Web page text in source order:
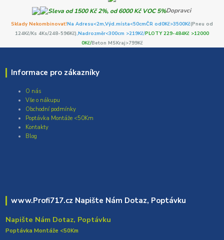
Dopravci
Sklady Nekombinovat!Na Adresu<2m,Výd.místa<50cmČR od0Kč>3500Kč(Pneu od
124Kč/Ks 4Ks/248-596Kč),Nadrozměr<300cm >219Kč/PLOTY 229-484Kč >12000
0Kč/Beton MSKraj>799Kč
Informace pro zákazníky
O nás
Vše o nákupu
Obchodní podmínky
Poptávka Montáže <50Km
Kontakty
Blog
www.Profi717.cz Napište Nám Dotaz, Poptávku
Napište Nám Dotaz, Poptávku
Poptávka Montáže <50Km